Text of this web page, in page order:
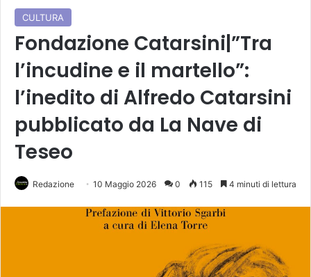
CULTURA
Fondazione Catarsini|”Tra
l’incudine e il martello”:
l’inedito di Alfredo Catarsini
pubblicato da La Nave di
Teseo
Redazione 10 Maggio 2026 0 115 4 minuti di lettura